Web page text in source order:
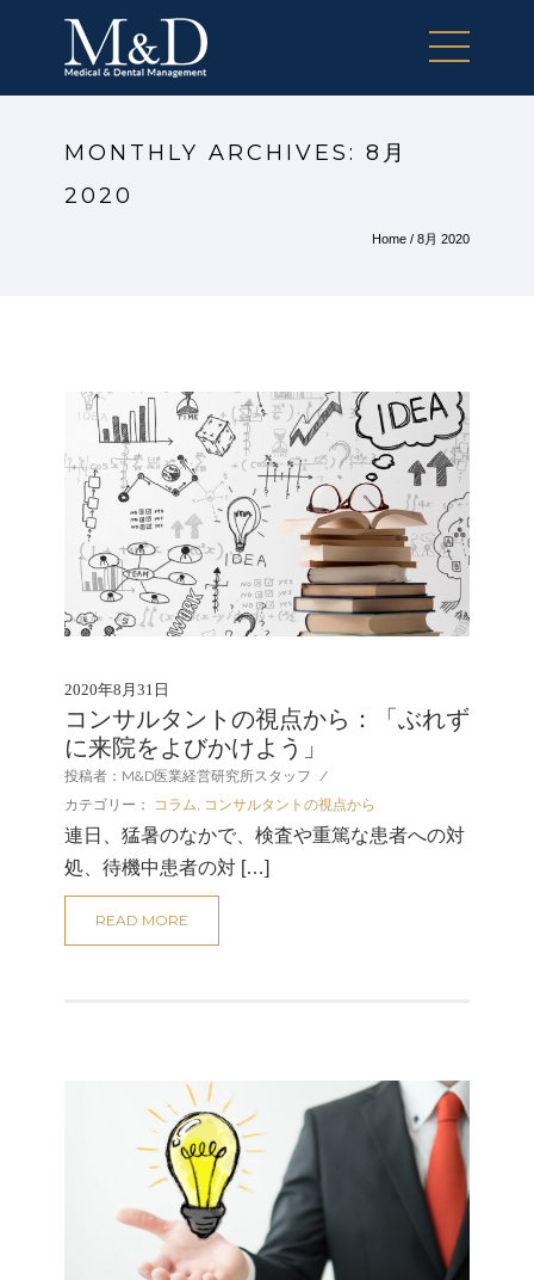
MONTHLY ARCHIVES: 8月
2020
Home / 8月 2020
2020年8月31日
コンサルタントの視点から：「ぶれず
に来院をよびかけよう」
投稿者：M&D医業経営研究所スタッフ /
カテゴリー：
コラム, コンサルタントの視点から
連日、猛暑のなかで、検査や重篤な患者への対
処、待機中患者の対 […]
READ MORE